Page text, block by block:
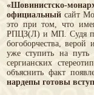
«Шовинистско-
официальный сайт
это при том, что
РПЦЗ(Л) и МП. Судя по
богоборчества,
уже ступить на путь
сергианских
объяснить факт
нардепы готовы